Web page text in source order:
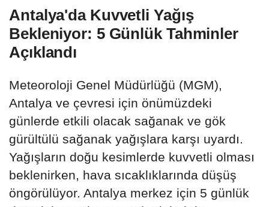
Antalya'da Kuvvetli Yağış
Bekleniyor: 5 Günlük Tahminler
Açıklandı
Meteoroloji Genel Müdürlüğü (MGM),
Antalya ve çevresi için önümüzdeki
günlerde etkili olacak sağanak ve gök
gürültülü sağanak yağışlara karşı uyardı.
Yağışların doğu kesimlerde kuvvetli olması
beklenirken, hava sıcaklıklarında düşüş
öngörülüyor. Antalya merkez için 5 günlük